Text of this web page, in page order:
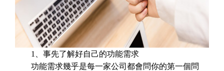
1、事先了解好自己的功能需求
功能需求幾乎是每一家公司都會問你的第一個問